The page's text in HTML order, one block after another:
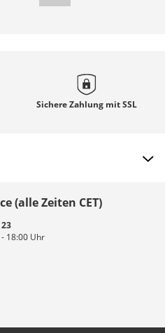
Sichere Zahlung mitSSL
Italien (Deutsch)
(alle Zeiten CET)
18:00 Uhr